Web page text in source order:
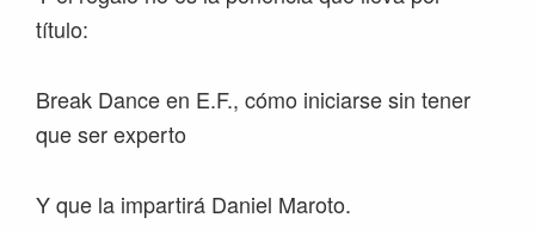
título:
Break Dance en E.F., cómo iniciarse sin tener
que ser experto
Y que la impartirá Daniel Maroto.